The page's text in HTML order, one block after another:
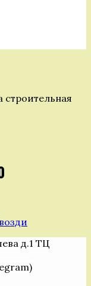
строительная
д.1 ТЦ